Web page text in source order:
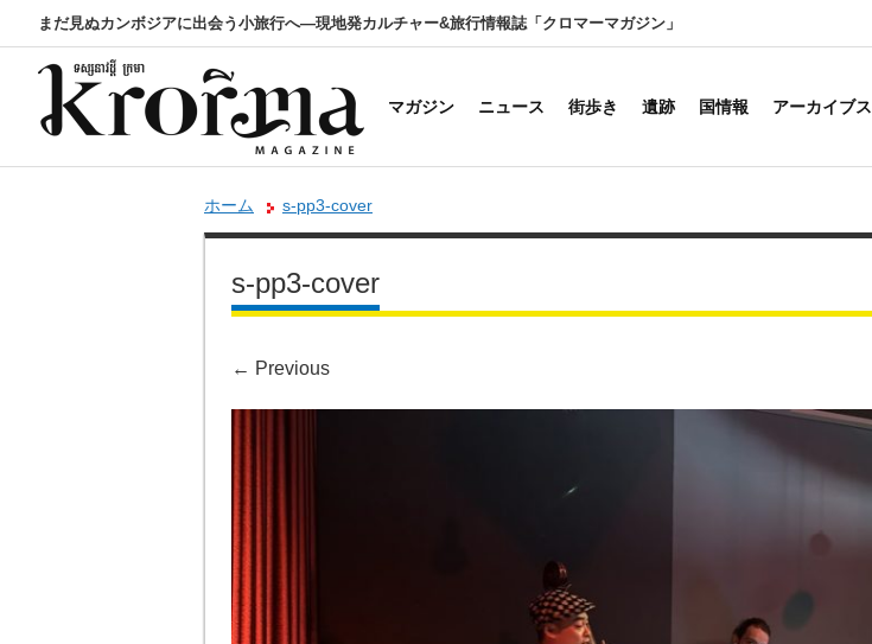
まだ見ぬカンボジアに出会う小旅行へ―現地発カルチャー&旅行情報誌「クロマーマガジン」
マガジン ニュース 街歩き 遺跡 国情報 アーカイブス
ホーム s-pp3-cover
s-pp3-cover
← Previous